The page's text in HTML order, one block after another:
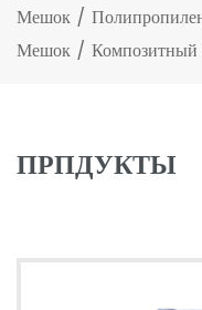
Мешок /
Мешок /
ПРПДУКТЫ